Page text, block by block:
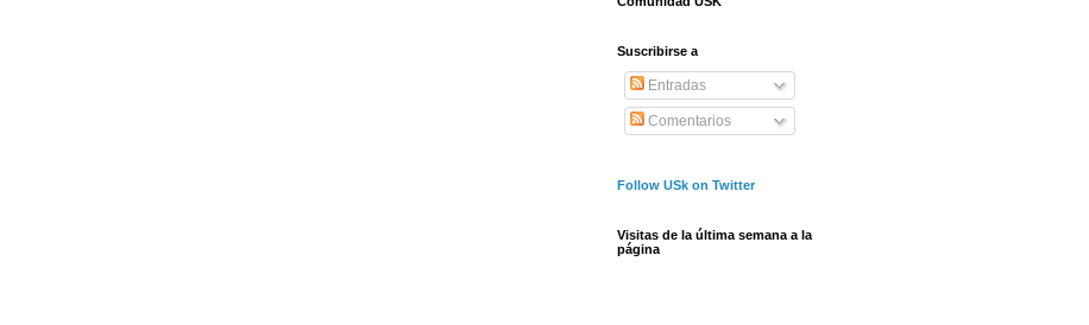
Suscribirse a
Entradas
Comentarios
Follow USk on Twitter
Visitas de la última semana a la
página